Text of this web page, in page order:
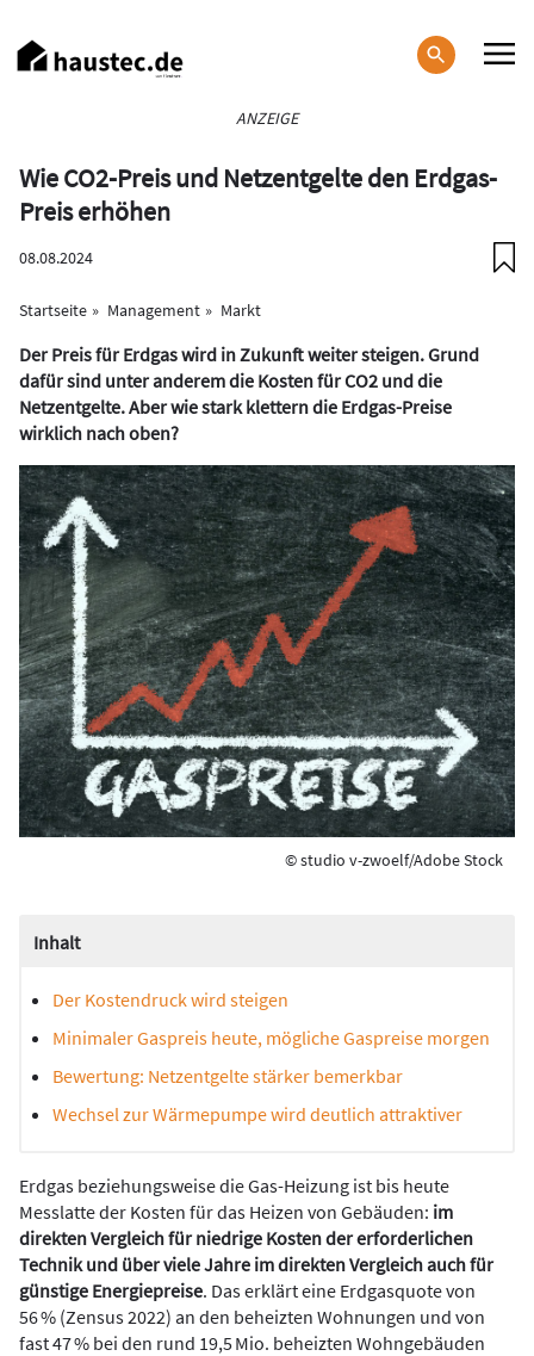
zum
Inhalt
ANZEIGE
Wie CO2-Preis und Netzentgelte den Erdgas-
Preis erhöhen
08.08.2024
Startseite Management Markt
Der Preis für Erdgas wird in Zukunft weiter steigen. Grund
dafür sind unter anderem die Kosten für CO2 und die
Netzentgelte. Aber wie stark klettern die Erdgas-Preise
wirklich nach oben?
© studio v-zwoelf/Adobe Stock
Inhalt
Der Kostendruck wird steigen
Minimaler Gaspreis heute, mögliche Gaspreise morgen
Bewertung: Netzentgelte stärker bemerkbar
Wechsel zur Wärmepumpe wird deutlich attraktiver
Erdgas beziehungsweise die Gas-Heizung ist bis heute
Messlatte der Kosten für das Heizen von Gebäuden: im
direkten Vergleich für niedrige Kosten der erforderlichen
Technik und über viele Jahre im direkten Vergleich auch für
günstige Energiepreise. Das erklärt eine Erdgasquote von
56 % (Zensus 2022) an den beheizten Wohnungen und von
fast 47 % bei den rund 19,5 Mio. beheizten Wohngebäuden